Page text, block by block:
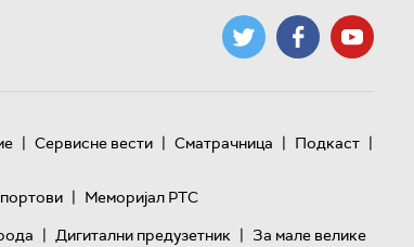
| Сервисне вести | Сматрачница | Подкаст |
| Меморијал РТС
| Дигитални предузетник | За мале велике